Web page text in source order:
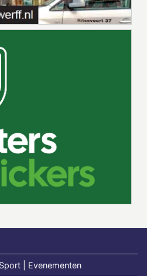
| Evenementen